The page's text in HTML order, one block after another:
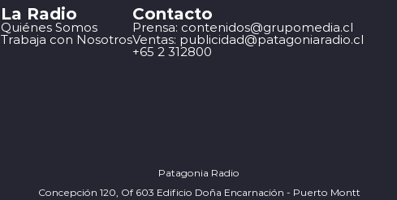
La Radio
Quiénes Somos
Trabaja con Nosotros
Contacto
Prensa: contenidos@grupomedia.cl
Ventas: publicidad@patagoniaradio.cl
+65 2 312800
Patagonia Radio
Concepción 120, Of 603 Edificio Doña Encarnación - Puerto Montt